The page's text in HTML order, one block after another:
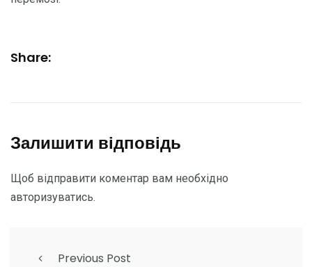
Share:
Залишити відповідь
Щоб відправити коментар вам необхідно
авторизуватись.
Previous Post